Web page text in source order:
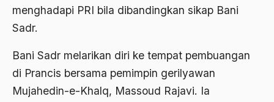
menghadapi PRI bila dibandingkan sikap Bani
Sadr.
Bani Sadr melarikan diri ke tempat pembuangan
di Prancis bersama pemimpin gerilyawan
Mujahedin-e-Khalq, Massoud Rajavi. Ia
Agama dan Negara
Agama dan negaraa
Agama dan Pemerintah
Agama dan Politik
Agama dan Praktis